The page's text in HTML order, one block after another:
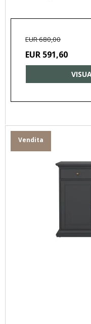
EUR 680,00
EUR 591,60
Vendita